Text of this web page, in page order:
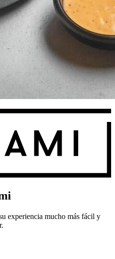
experiencia mucho más fácil y